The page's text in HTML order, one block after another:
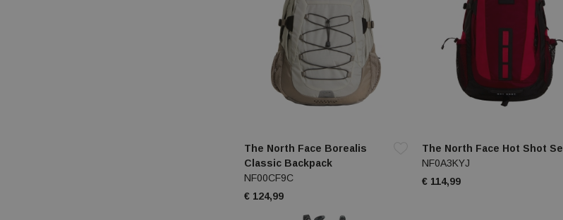
The North Face Borealis
Classic Backpack
NF00CF9C
€ 124,99
The North Face Hot Shot Se
NF0A3KYJ
€ 114,99